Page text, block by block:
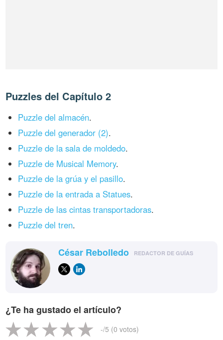
Puzzles del Capítulo 2
Puzzle del almacén.
Puzzle del generador (2).
Puzzle de la sala de moldedo.
Puzzle de Musical Memory.
Puzzle de la grúa y el pasillo.
Puzzle de la entrada a Statues.
Puzzle de las cintas transportadoras.
Puzzle del tren.
César Rebolledo REDACTOR DE GUÍAS
¿Te ha gustado el artículo?
-/5 (0 votos)